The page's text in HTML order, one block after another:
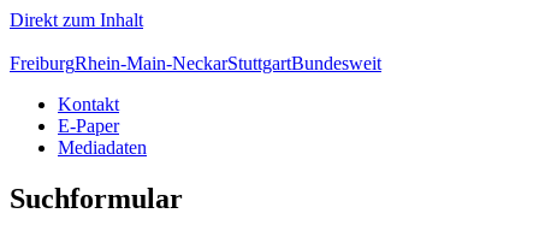
Direkt zum Inhalt
FreiburgRhein-Main-NeckarStuttgartBundesweit
Kontakt
E-Paper
Mediadaten
Suchformular